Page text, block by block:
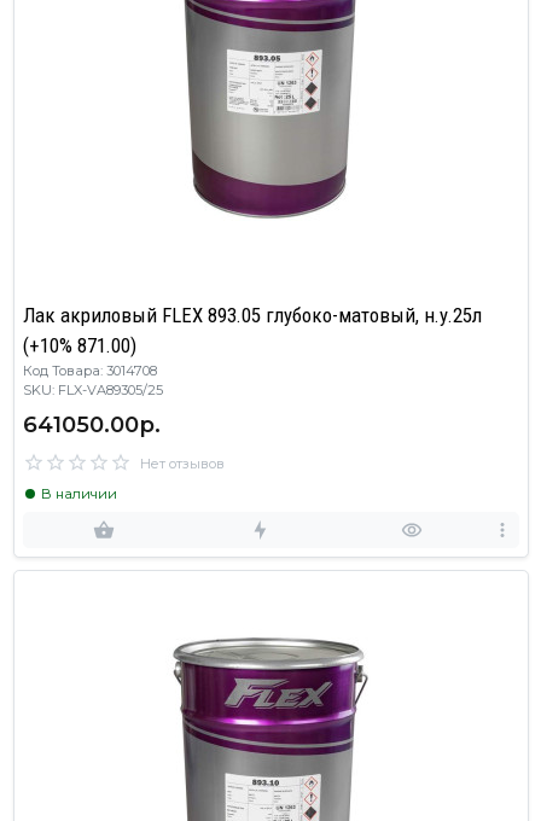
Лак акриловый FLEX 893.05 глубоко-матовый, н.у.25л
(+10% 871.00)
Код Товара: 3014708
SKU: FLX-VA89305/25
641050.00р.
Нет отзывов
В наличии